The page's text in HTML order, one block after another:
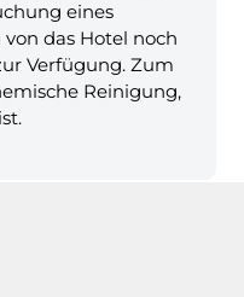
eines
von das Hotel noch
Verfügung. Zum
Reinigung,